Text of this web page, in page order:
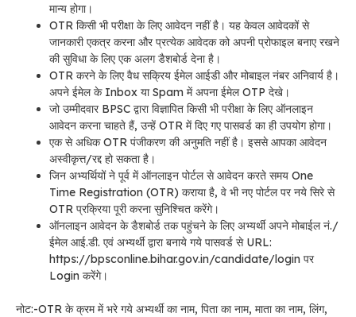
मान्य होगा।
OTR किसी भी परीक्षा के लिए आवेदन नहीं है। यह केवल आवेदकों से
जानकारी एकत्र करना और प्रत्येक आवेदक को अपनी प्रोफाइल बनाए रखने
की सुविधा के लिए एक अलग डैशबोर्ड देना है।
OTR करने के लिए वैध सक्रिय ईमेल आईडी और मोबाइल नंबर अनिवार्य है।
अपने ईमेल के Inbox या Spam में अपना ईमेल OTP देखे।
जो उम्मीदवार BPSC द्वारा विज्ञापित किसी भी परीक्षा के लिए ऑनलाइन
आवेदन करना चाहते हैं, उन्हें OTR में दिए गए पासवर्ड का ही उपयोग होगा।
एक से अधिक OTR पंजीकरण की अनुमति नहीं है। इससे आपका आवेदन
अस्वीकृत्त/रद्द हो सकता है।
जिन अभ्यर्थियों ने पूर्व में ऑनलाइन पोर्टल से आवेदन करते समय One
Time Registration (OTR) कराया है, वे भी नए पोर्टल पर नये सिरे से
OTR प्रक्रिया पूरी करना सुनिश्चित करेंगे।
ऑनलाइन आवेदन के डैशबोर्ड तक पहुंचने के लिए अभ्यर्थी अपने मोबाईल नं./
ईमेल आई.डी. एवं अभ्यर्थी द्वारा बनाये गये पासवर्ड से URL:
https://bpsconline.bihar.gov.in/candidate/login पर
Login करेंगे।
नोट:-OTR के क्रम में भरे गये अभ्यर्थी का नाम, पिता का नाम, माता का नाम, लिंग,